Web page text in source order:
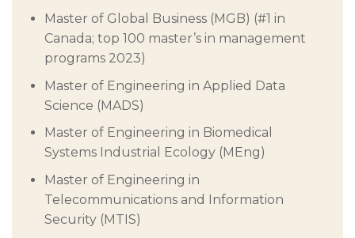
Master of Global Business (MGB) (#1 in
Canada; top 100 master’s in management
programs 2023)
Master of Engineering in Applied Data
Science (MADS)
Master of Engineering in Biomedical
Systems Industrial Ecology (MEng)
Master of Engineering in
Telecommunications and Information
Security (MTIS)